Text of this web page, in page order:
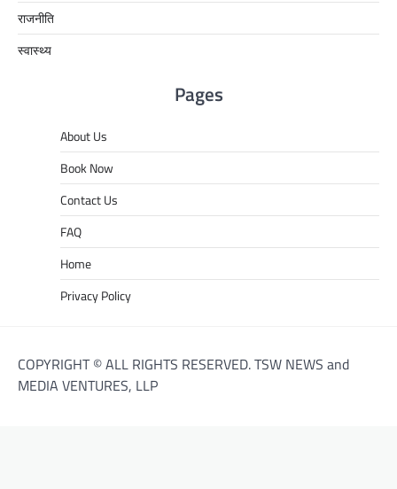
राजनीति
स्वास्थ्य
Pages
About Us
Book Now
Contact Us
FAQ
Home
Privacy Policy
COPYRIGHT © ALL RIGHTS RESERVED. TSW NEWS and
MEDIA VENTURES, LLP